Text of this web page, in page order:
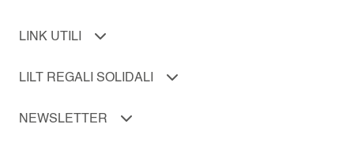
LINK UTILI
LILT REGALI SOLIDALI
NEWSLETTER